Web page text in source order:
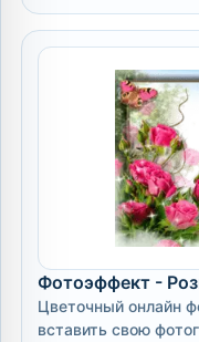
Фотоэффект -
Цветочный онлайн
вставить свою